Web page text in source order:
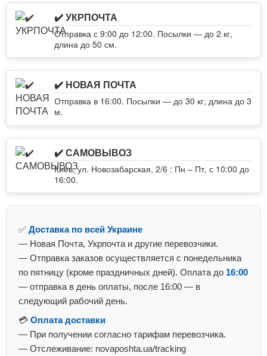
✔️ УКРПОЧТА
Отправка с 9:00 до 12:00. Посылки — до 2 кг,
длина до 50 см.
✔️ НОВАЯ ПОЧТА
Отправка в 16:00. Посылки — до 30 кг, длина до 3
м.
✔️ САМОВЫВОЗ
Киев, ул. Новозабарская, 2/6 : Пн – Пт, с 10:00 до
16:00.
✅ Доставка по всей Украине
— Новая Почта, Укрпочта и другие перевозчики.
— Отправка заказов осуществляется с понедельника
по пятницу (кроме праздничных дней). Оплата до 16:00
— отправка в день оплаты, после 16:00 — в
следующий рабочий день.
💳 Оплата доставки
— При получении согласно тарифам перевозчика.
— Отслеживание: novaposhta.ua/tracking